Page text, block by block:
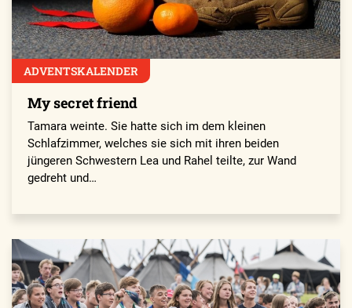
ADVENTSKALENDER
My secret friend
Tamara weinte. Sie hatte sich im dem kleinen
Schlafzimmer, welches sie sich mit ihren beiden
jüngeren Schwestern Lea und Rahel teilte, zur Wand
gedreht und…